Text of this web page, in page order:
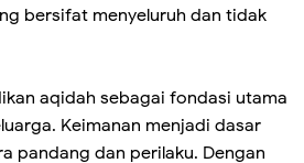
bersifat menyeluruh dan tidak
aqidah sebagai fondasi utama
Keimanan menjadi dasar
pandang dan perilaku. Dengan